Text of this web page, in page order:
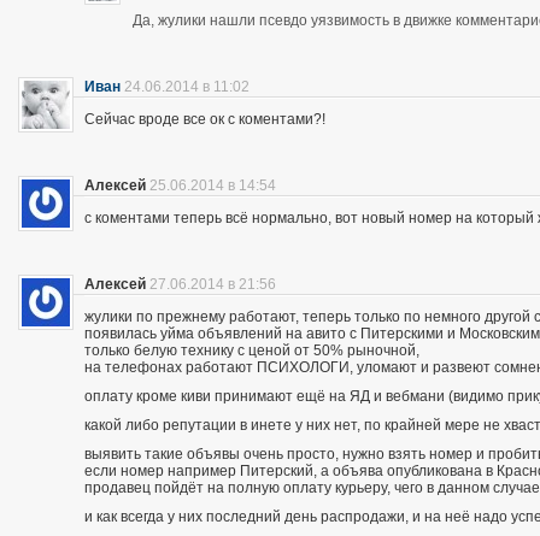
Да, жулики нашли псевдо уязвимость в движке
Иван 24.06.2014 в 11:02
Сейчас вроде все ок с коментами?!
Алексей 25.06.2014 в 14:54
с коментами теперь всё нормально, вот новый номер на
Алексей 27.06.2014 в 21:56
жулики по прежнему работают, теперь только по немного другой
появилась уйма объявлений на авито с Питерскими и
только белую технику с ценой от 50% рыночной,
на телефонах работают ПСИХОЛОГИ, уломают и развеют
оплату кроме киви принимают ещё на ЯД и вебмани (видимо
какой либо репутации в инете у них нет, по крайней мере не
выявить такие объявы очень просто, нужно взять номер и
если номер например Питерский, а объява опубликована в
продавец пойдёт на полную оплату курьеру, чего в данном
и как всегда у них последний день распродажи, и на неё надо